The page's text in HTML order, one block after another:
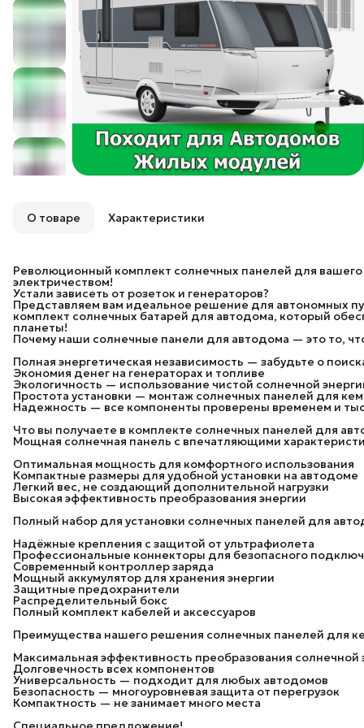
О товаре Характеристики
Революционный комплект солнечных панелей для вашего
электричеством!
Устали зависеть от розеток и генераторов?
Представляем вам идеальное решение для автономных
комплект солнечных батарей для автодома, который
планеты!
Почему наши солнечные панели для автодома — это то,
Полная энергетическая независимость — забудьте о
Экономия денег на генераторах и топливе
Экологичность — использование чистой солнечной
Простота установки — монтаж солнечных панелей для
Надежность — все компоненты проверены временем и
Что вы получаете в комплекте солнечных панелей для
Мощная солнечная панель с впечатляющими
Оптимальная мощность для комфортного использования
Компактные размеры для удобной установки на автодоме
Легкий вес, не создающий дополнительной нагрузки
Высокая эффективность преобразования энергии
Полный набор для установки солнечных панелей для
Надёжные крепления с защитой от ультрафиолета
Профессиональные коннекторы для безопасного
Современный контроллер заряда
Мощный аккумулятор для хранения энергии
Защитные предохранители
Распределительный бокс
Полный комплект кабелей и аксессуаров
Преимущества нашего решения солнечных панелей для
Максимальная эффективность преобразования солнечной
Долговечность всех компонентов
Универсальность — подходит для любых автодомов
Безопасность — многоуровневая защита от перегрузок
Компактность — не занимает много места